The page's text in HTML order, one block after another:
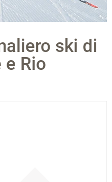
ski di
e Rio